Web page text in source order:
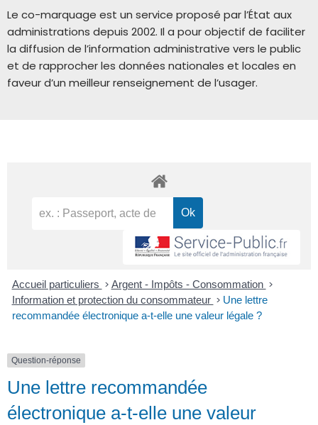
Le co-marquage est un service proposé par l’État aux
administrations depuis 2002. Il a pour objectif de faciliter
la diffusion de l’information administrative vers le public
et de rapprocher les données nationales et locales en
faveur d’un meilleur renseignement de l’usager.
Accueil particuliers > Argent - Impôts - Consommation >
Information et protection du consommateur > Une lettre
recommandée électronique a-t-elle une valeur légale ?
Question-réponse
Une lettre recommandée
électronique a-t-elle une valeur